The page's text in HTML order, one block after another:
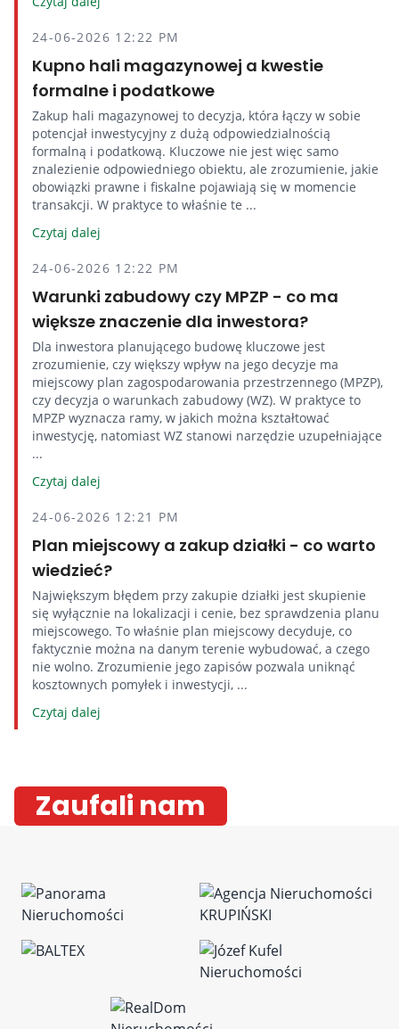
24-06-2026 12:22 PM
Kupno hali magazynowej a kwestie
formalne i podatkowe
Zakup hali magazynowej to decyzja, która łączy w sobie
potencjał inwestycyjny z dużą odpowiedzialnością
formalną i podatkową. Kluczowe nie jest więc samo
znalezienie odpowiedniego obiektu, ale zrozumienie, jakie
obowiązki prawne i fiskalne pojawiają się w momencie
transakcji. W praktyce to właśnie te ...
Czytaj dalej
24-06-2026 12:22 PM
Warunki zabudowy czy MPZP - co ma
większe znaczenie dla inwestora?
Dla inwestora planującego budowę kluczowe jest
zrozumienie, czy większy wpływ na jego decyzje ma
miejscowy plan zagospodarowania przestrzennego (MPZP),
czy decyzja o warunkach zabudowy (WZ). W praktyce to
MPZP wyznacza ramy, w jakich można kształtować
inwestycję, natomiast WZ stanowi narzędzie uzupełniające
...
Czytaj dalej
24-06-2026 12:21 PM
Plan miejscowy a zakup działki - co warto
wiedzieć?
Największym błędem przy zakupie działki jest skupienie
się wyłącznie na lokalizacji i cenie, bez sprawdzenia planu
miejscowego. To właśnie plan miejscowy decyduje, co
faktycznie można na danym terenie wybudować, a czego
nie wolno. Zrozumienie jego zapisów pozwala uniknąć
kosztownych pomyłek i inwestycji, ...
Czytaj dalej
Zaufali nam